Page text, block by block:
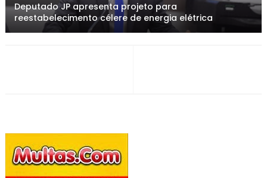
Deputado JP apresenta projeto para
reestabelecimento célere de energia elétrica